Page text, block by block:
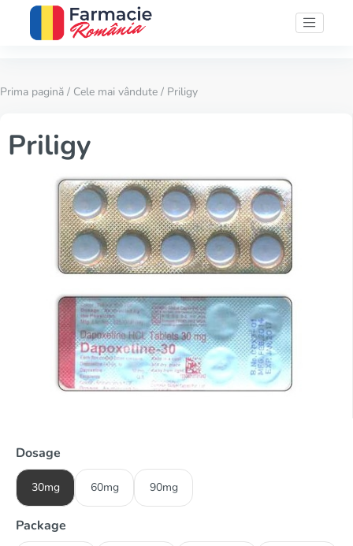
Prima pagină / Cele mai vândute / Priligy
Priligy
Dosage
30mg 60mg 90mg
Package